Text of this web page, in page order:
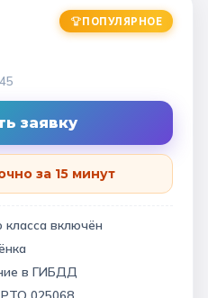
ПОПУЛЯРНОЕ
заявку
за 15 минут
класса включён
в ГИБДД
025068